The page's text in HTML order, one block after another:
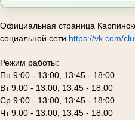
Официальная страница
социальной сети https://vk.com/
Режим работы:
Пн 9:00 - 13:00, 13:45 - 18:00
Вт 9:00 - 13:00, 13:45 - 18:00
Ср 9:00 - 13:00, 13:45 - 18:00
Чт 9:00 - 13:00, 13:45 - 18:00